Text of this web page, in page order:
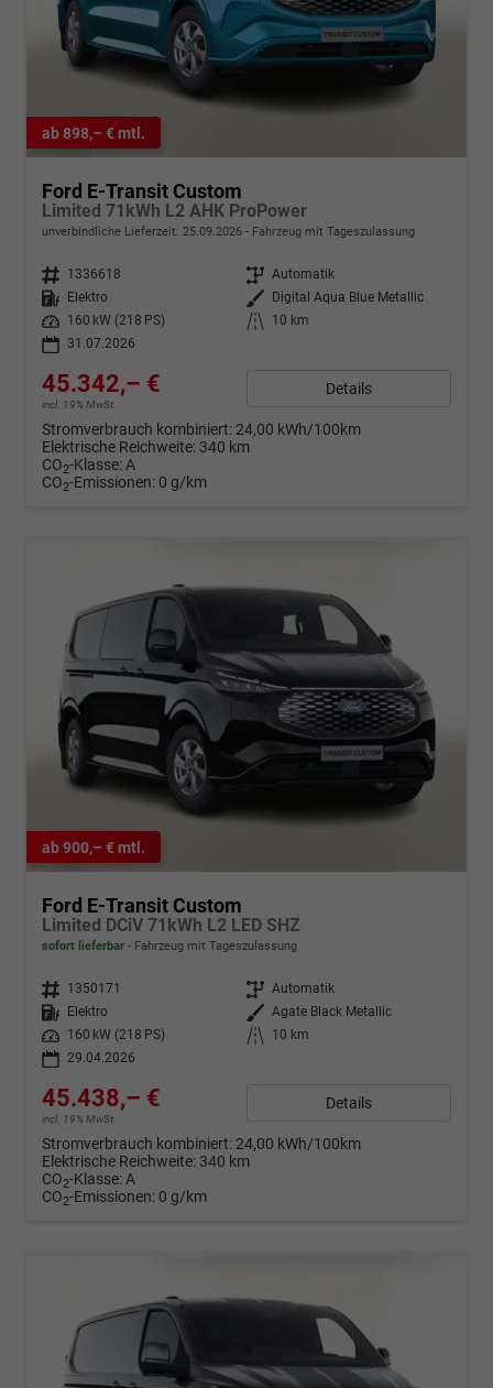
ab 898,– € mtl.
Ford E-Transit Custom
Limited 71kWh L2 AHK ProPower
unverbindliche Lieferzeit: 25.09.2026 Fahrzeug mit Tageszulassung
Fahrzeugnr. 1336618 Getriebe Automatik
Kraftstoff
Elektro Außenfarbe
Digital Aqua Blue Metallic
Leistung
160 kW (218 PS) Kilometerstand
10 km
31.07.2026
45.342,– €
incl. 19% MwSt.
Details
Stromverbrauch kombiniert: 24,00 kWh/100km
Elektrische Reichweite: 340 km
CO2-Klasse:A
CO2-Emissionen: 0 g/km
ab 900,– € mtl.
Ford E-Transit Custom
Limited DCiV 71kWh L2 LED SHZ
sofort lieferbar Fahrzeug mit Tageszulassung
Fahrzeugnr. 1350171 Getriebe Automatik
Kraftstoff
Elektro Außenfarbe Agate Black Metallic
Leistung
160 kW (218 PS) Kilometerstand
10 km
29.04.2026
45.438,– €
incl. 19% MwSt.
Details
Stromverbrauch kombiniert: 24,00 kWh/100km
Elektrische Reichweite: 340 km
CO2-Klasse:A
CO2-Emissionen: 0 g/km